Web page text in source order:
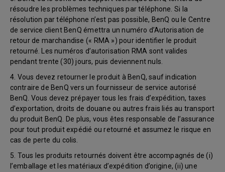
résoudre les problèmes techniques par téléphone. Si la
résolution par téléphone n’est pas possible, BenQ ou le Centre
de service client BenQ émettra un numéro d’Autorisation de
retour de marchandise (« RMA ») pour identifier le produit
retourné. Les numéros d’autorisation RMA sont valides
pendant trente (30) jours, puis deviennent nuls.
4. Vous devez retourner le produit à BenQ, sauf indication
contraire de BenQ vers un fournisseur de service autorisé
BenQ. Vous devez prépayer tous les frais d’expédition, taxes
d’exportation, droits de douane ou autres frais liés au transport
du produit BenQ. De plus, vous êtes responsable de l’assurance
pour tout produit expédié ou retourné et assumez le risque en
cas de perte du colis.
5. Tous les produits retournés doivent être accompagnés de (i)
l’emballage et les matériaux d’expédition d’origine, (ii) une